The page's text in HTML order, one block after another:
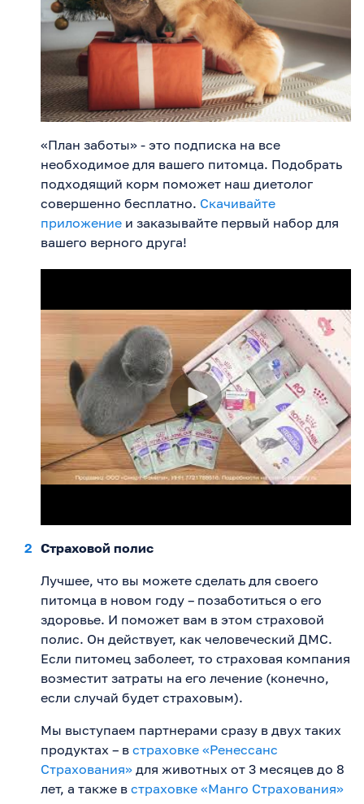
«План заботы» - это подписка на все
необходимое для вашего питомца. Подобрать
подходящий корм поможет наш диетолог
совершенно бесплатно. Скачивайте
приложение и заказывайте первый набор для
вашего верного друга!
Страховой полис
Лучшее, что вы можете сделать для своего
питомца в новом году – позаботиться о его
здоровье. И поможет вам в этом страховой
полис. Он действует, как человеческий ДМС.
Если питомец заболеет, то страховая компания
возместит затраты на его лечение (конечно,
если случай будет страховым).
Мы выступаем партнерами сразу в двух таких
продуктах – в страховке «Ренессанс
Страхования» для животных от 3 месяцев до 8
лет, а также в страховке «Манго Страхования»